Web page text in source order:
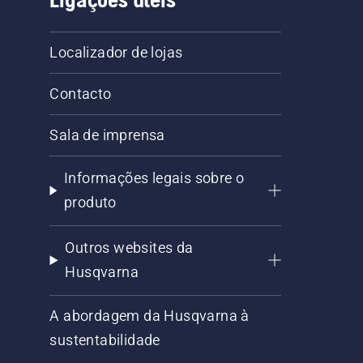
Localizador de lojas
Contacto
Sala de imprensa
Informações legais sobre o
produto
Outros websites da
Husqvarna
A abordagem da Husqvarna à
sustentabilidade